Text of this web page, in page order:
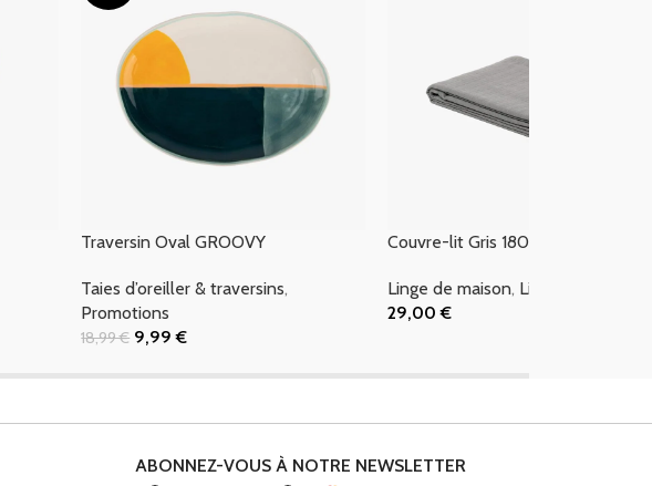
Traversin Oval GROOVY
Taies d’oreiller & traversins,
Promotions
18,99€ 9,99€
Couvre-lit Gris 180×250
Linge de maison, Linge de lit
29,00€
ABONNEZ-VOUS À NOTRE NEWSLETTER